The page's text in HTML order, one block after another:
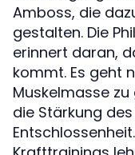
Amboss, die
gestalten. Die
erinnert daran,
kommt. Es geht
Muskelmasse
die Stärkung